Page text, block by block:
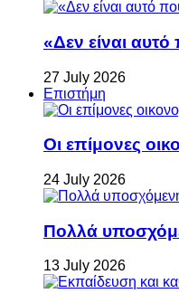
«Δεν είναι
27 July 2026
Επιστήμη
Οι επίμονες
24 July 2026
Πολλά
13 July 2026